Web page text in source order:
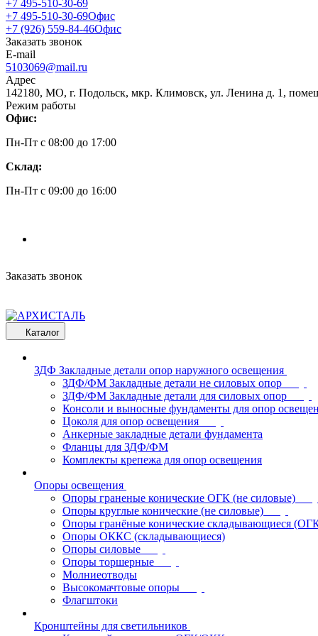
+7 495-510-30-69
+7 495-510-30-69Офис
+7 (926) 559-84-46Офис
Заказать звонок
E-mail
5103069@mail.ru
Адрес
142180, МО, г. Подольск, мкр. Климовск, ул. Ленина д. 1,
Режим работы
Офис:
Пн-Пт c 08:00 до 17:00
Склад:
Пн-Пт c 09:00 до 16:00
Заказать звонок
Каталог
ЗДФ Закладные детали опор наружного освещения
ЗДФ/ФМ Закладные детали не силовых опор
ЗДФ/ФМ Закладные детали для силовых опор
Консоли и выносные фундаменты для опор
Цоколя для опор освещения
Анкерные закладные детали фундамента
Фланцы для ЗДФ/ФМ
Комплекты крепежа для опор освещения
Опоры освещения
Опоры граненые конические ОГК (не силовые)
Опоры круглые конические (не силовые)
Опоры гранёные конические складывающиеся
Опоры ОККС (складывающиеся)
Опоры силовые
Опоры торшерные
Молниеотводы
Высокомачтовые опоры
Флагштоки
Кронштейны для светильников